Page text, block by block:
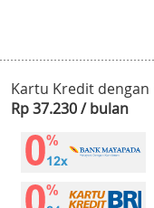
Kartu Kredit dengan
Rp 37.230 / bulan